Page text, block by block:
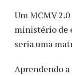
Um MCMV
ministério de
seria uma
Aprendendo